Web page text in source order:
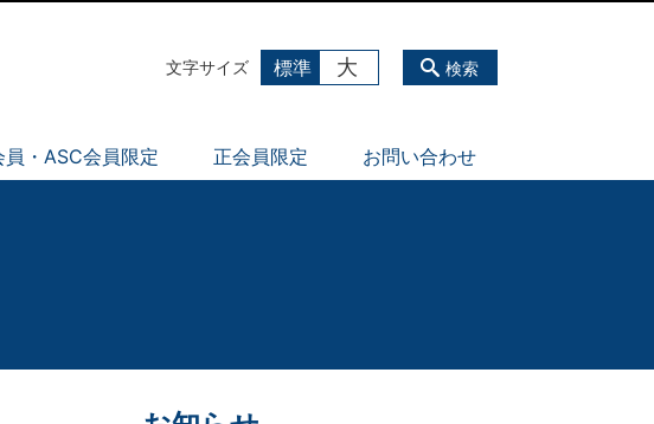
員・ASC会員限定 正会員限定 お問い合わせ
検索
文字サイズ 標準 大